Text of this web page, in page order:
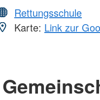
Rettungsschule
Karte: Link zur